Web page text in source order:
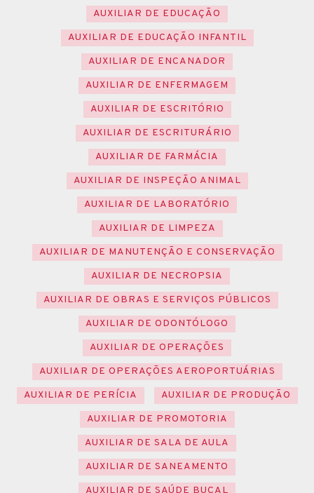
AUXILIAR DE EDUCAÇÃO
AUXILIAR DE EDUCAÇÃO INFANTIL
AUXILIAR DE ENCANADOR
AUXILIAR DE ENFERMAGEM
AUXILIAR DE ESCRITÓRIO
AUXILIAR DE ESCRITURÁRIO
AUXILIAR DE FARMÁCIA
AUXILIAR DE INSPEÇÃO ANIMAL
AUXILIAR DE LABORATÓRIO
AUXILIAR DE LIMPEZA
AUXILIAR DE MANUTENÇÃO E CONSERVAÇÃO
AUXILIAR DE NECROPSIA
AUXILIAR DE OBRAS E SERVIÇOS PÚBLICOS
AUXILIAR DE ODONTÓLOGO
AUXILIAR DE OPERAÇÕES
AUXILIAR DE OPERAÇÕES AEROPORTUÁRIAS
AUXILIAR DE PERÍCIA
AUXILIAR DE PRODUÇÃO
AUXILIAR DE PROMOTORIA
AUXILIAR DE SALA DE AULA
AUXILIAR DE SANEAMENTO
AUXILIAR DE SAÚDE BUCAL